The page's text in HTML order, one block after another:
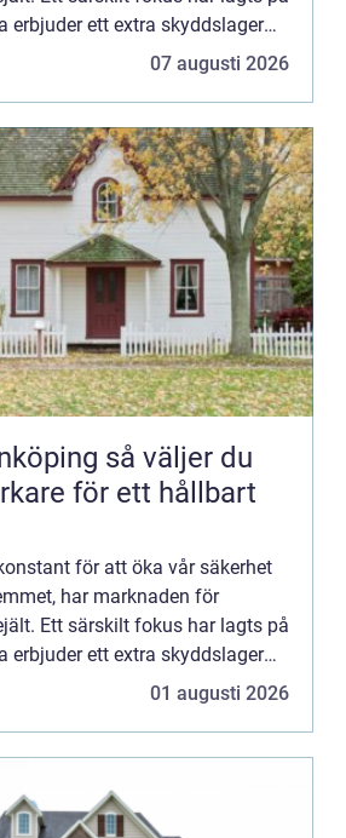
erbjuder ett extra skyddslager
och signalera inbrott via
07 augusti 2026
så väljer du
för ett hållbart
för att öka vår säkerhet
har marknaden för
Ett särskilt fokus har lagts på
erbjuder ett extra skyddslager
och signalera inbrott via
01 augusti 2026